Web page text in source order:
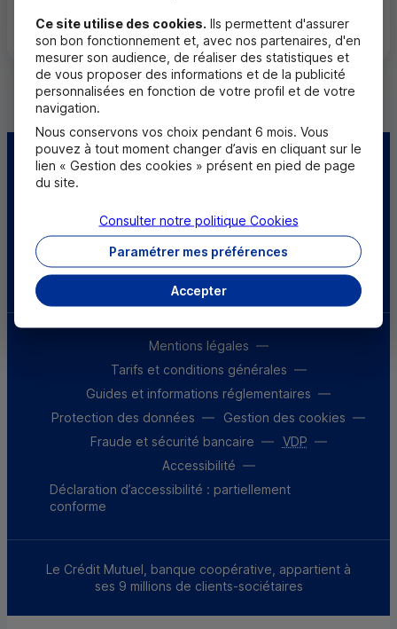
Centre d'aide Trouver une caisse
malentendants
Télécharger l'application
Mentions légales
Tarifs et conditions générales
Guides et informations réglementaires
Protection des données
Gestion des cookies
Fraude et sécurité bancaire
VDP
Accessibilité
Déclaration d’accessibilité : partiellement
conforme
Le Crédit Mutuel, banque coopérative, appartient à
ses 9 millions de clients-sociétaires
Ce site utilise des cookies. Ils permettent d'assurer
son bon fonctionnement et, avec nos partenaires, d'en
mesurer son audience, de réaliser des statistiques et
de vous proposer des informations et de la publicité
personnalisées en fonction de votre profil et de votre
navigation.
Nous conservons vos choix pendant 6 mois. Vous
pouvez à tout moment changer d’avis en cliquant sur le
lien « Gestion des cookies » présent en pied de page
du site.
Accepter
Paramétrer mes préférences
Consulter notre politique Cookies